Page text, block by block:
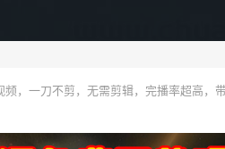
，一刀不剪，无需剪辑，完播率超高，带